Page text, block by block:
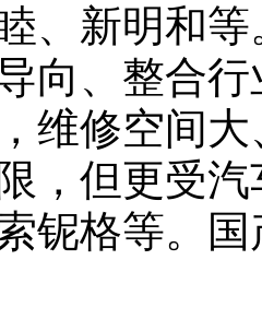
、新明和
向、整合
维修空间
，但更受
铌格等。